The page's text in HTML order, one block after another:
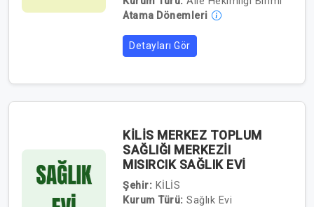
Atama Dönemleri
Detayları Gör
KİLİS MERKEZ TOPLUM
SAĞLIĞI MERKEZİI
MISIRCIK SAĞLIK EVİ
Şehir: KİLİS
Kurum Türü: Sağlık Evi